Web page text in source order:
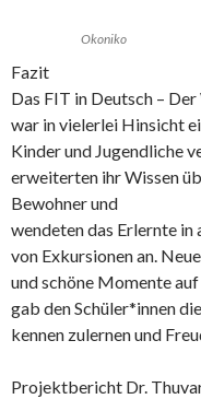
Okoniko
Fazit
Das FIT in Deutsch –
war in vielerlei Hinsicht
Kinder und Jugendliche
erweiterten ihr Wissen
Bewohner und
wendeten das Erlernte in
von Exkursionen an.
und schöne Momente
gab den Schüler*innen
kennen zulernen und
Projektbericht Dr.